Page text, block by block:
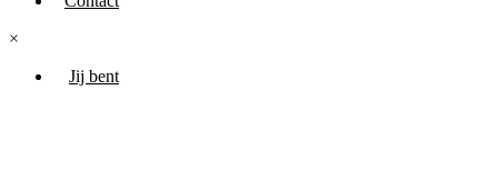
×
Jij bent